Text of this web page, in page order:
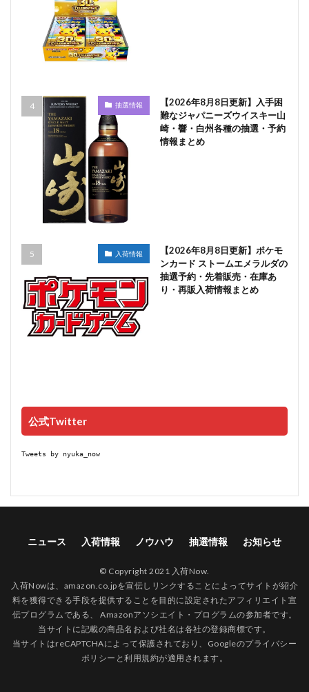
抽選情報
【2026年8月8日更新】入手困
難なジャパニーズウイスキー山
崎・響・白州各種の抽選・予約
情報まとめ
入荷情報
【2026年8月8日更新】ポケモ
ンカード ストームエメラルダの
抽選予約・先着販売・在庫あ
り・再販入荷情報まとめ
公式Twitter
Tweets by nyuka_now
ニュース 入荷情報 ノウハウ 抽選情報 お知らせ
© Copyright 2021 入荷Now.
入荷Nowは、amazon.co.jpを宣伝しリンクすることによってサイトが紹介
料を獲得できる手段を提供することを目的に設定されたアフィリエイト宣
伝プログラムである、 Amazonアソシエイト・プログラムの参加者です。
当サイトに記載の商品名および社名は各社の登録商標です。
当サイトはreCAPTCHAによって保護されており、Googleのプライバシー
ポリシー と利用規約が適用されます。